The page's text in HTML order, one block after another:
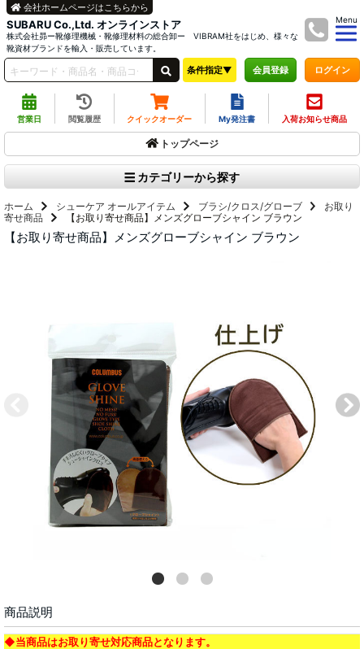
SUBARU Co.,Ltd. オンラインストア
株式会社昴ー靴修理機械・靴修理材料の総合卸ー VIBRAM社をはじめ、様々な
靴資材ブランドを輸入・販売しています。
Menu
会社ホームページはこちらから
条件指定▼ 会員登録 ログイン
営業日 閲覧履歴 クイックオーダー My発注書 入荷お知らせ商品
トップページ
カテゴリーから探す
ホーム シューケア オールアイテム ブラシ/クロス/グローブ
お取り
寄せ商品
【お取り寄せ商品】メンズグローブシャイン ブラウン
【お取り寄せ商品】メンズグローブシャイン ブラウン
商品説明
◆当商品はお取り寄せ対応商品となります。